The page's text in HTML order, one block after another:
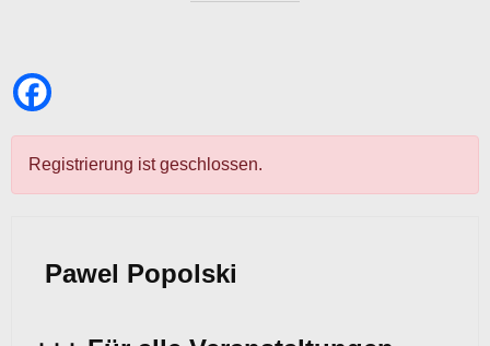
Registrierung ist geschlossen.
Pawel Popolski